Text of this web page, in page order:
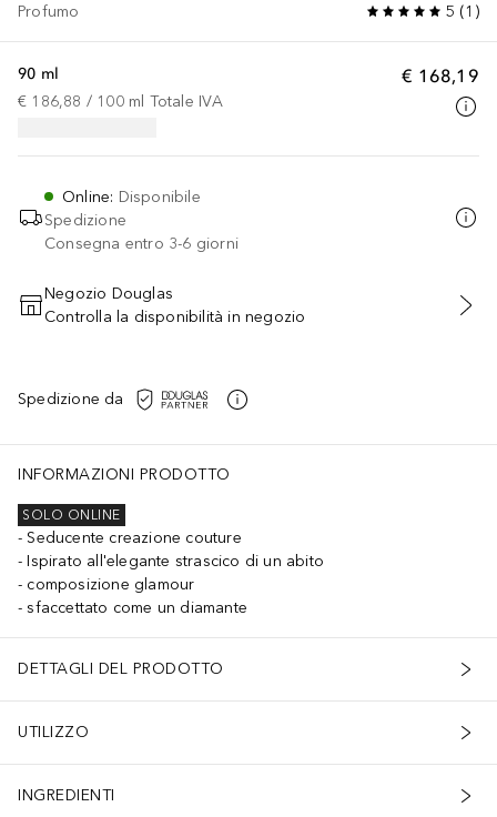
Profumo 5 (1 )
€ 168,19
90 ml
€ 186,88 / 100 ml Totale IVA
Online: Disponibile
Spedizione
Consegna entro 3-6 giorni
AGGIUNGI AL CARRELLO
Negozio Douglas
Controlla la disponibilità in negozio
Spedizione da
INFORMAZIONI PRODOTTO
SOLO ONLINE
Seducente creazione couture
Ispirato all'elegante strascico di un abito
composizione glamour
sfaccettato come un diamante
DETTAGLI DEL PRODOTTO
UTILIZZO
INGREDIENTI